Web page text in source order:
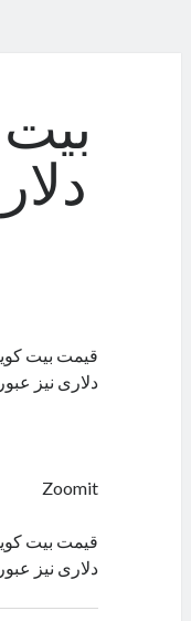
دلاری نیز
Zoomit
دلاری نیز